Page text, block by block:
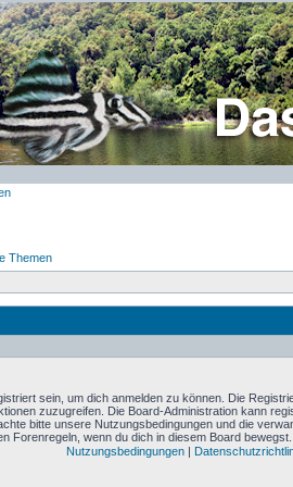
Themen
sein, um dich anmelden zu können. Die
zuzugreifen. Die Board-Administration kann
bitte unsere Nutzungsbedingungen und die
Forenregeln, wenn du dich in diesem Board bewegst.
Nutzungsbedingungen |